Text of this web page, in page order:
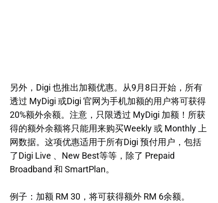
另外，Digi 也推出加额优惠。从9月8日开始，所有
透过 MyDigi 或Digi 官网为手机加额的用户将可获得
20%额外余额。注意，只限透过 MyDigi 加额！所获
得的额外余额将只能用来购买Weekly 或 Monthly 上
网数据。这项优惠适用于所有Digi 预付用户，包括
了Digi Live 、New Best等等，除了 Prepaid
Broadband 和 SmartPlan。
例子：加额 RM 30，将可获得额外 RM 6余额。